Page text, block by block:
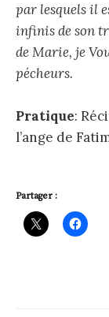
par lesquels il
infinis de son
de Marie, je
pécheurs.
Pratique:
l’ange de
Partager :